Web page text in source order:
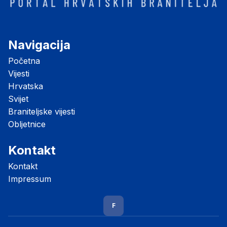
Navigacija
Početna
Vijesti
Hrvatska
Svijet
Braniteljske vijesti
Obljetnice
Kontakt
Kontakt
Impressum
F